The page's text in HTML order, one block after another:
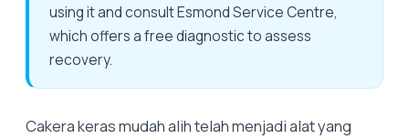
using it and consult Esmond Service Centre,
which offers a free diagnostic to assess
recovery.
Cakera keras mudah alih telah menjadi alat yang